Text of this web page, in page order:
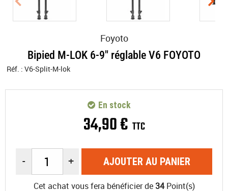
Foyoto
Bipied M-LOK 6-9" réglable V6 FOYOTO
Réf. : V6-Split-M-lok
34,90€ TTC
En stock
- + AJOUTER AU PANIER
Cet achat vous fera bénéficier de34Point(s)